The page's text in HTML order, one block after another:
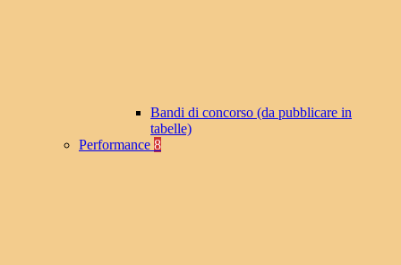
Bandi di concorso (da pubblicare in
tabelle)
Performance 8